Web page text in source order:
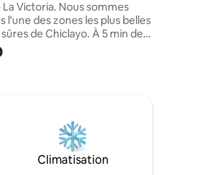
La Victoria. Nous sommes
l'une des zones les plus belles
de Chiclayo. À 5 min de
centre commercial Real
centre-ville, à 2 pâtés de
le salon, nous avons une
intelligente et Netflix. La
!
Climatisation